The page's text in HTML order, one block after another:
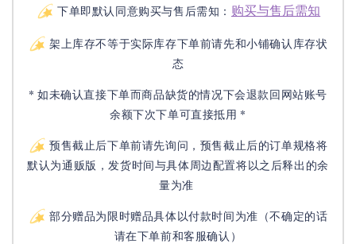
下单即默认同意购买与售后需知： 购买与售后需知
架上库存不等于实际库存下单前请先和小铺确认库存状
态
* 如未确认直接下单而商品缺货的情况下会退款回网站账号
余额下次下单可直接抵用 *
预售截止后下单前请先询问，预售截止后的订单规格将
默认为通贩版，发货时间与具体周边配置将以之后释出的余
量为准
部分赠品为限时赠品具体以付款时间为准（不确定的话
请在下单前和客服确认）